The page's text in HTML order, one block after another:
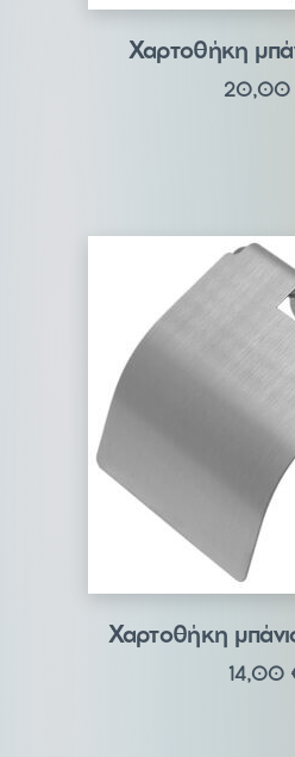
Χαρτοθήκη
20,00
Χαρτοθήκη
14,00